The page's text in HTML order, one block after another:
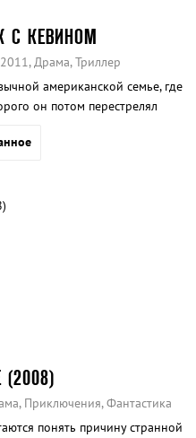
С КЕВИНОМ
Драма, Триллер
американской семье, где
он потом перестрелял
(2008)
Приключения, Фантастика
понять причину странной